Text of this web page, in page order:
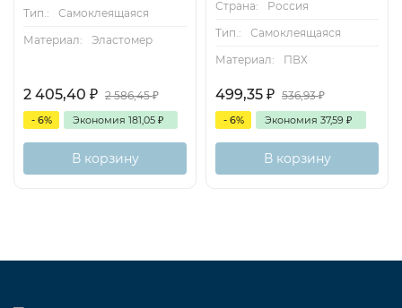
Тип.:
Самоклеящаяся
Материал:
Эластомер
2 405,40 ₽ 2 586,45₽
- 6% Экономия 181,05 ₽
В корзину
Страна:
Россия
Тип.:
Самоклеящаяся
Материал:
ПВХ
499,35 ₽ 536,93₽
- 6% Экономия 37,59 ₽
В корзину